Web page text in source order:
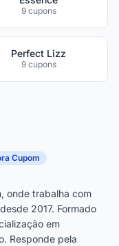
9 cupons
Perfect Lizz
9 cupons
Cupom
onde trabalha com
2017. Formado
em
Responde pela